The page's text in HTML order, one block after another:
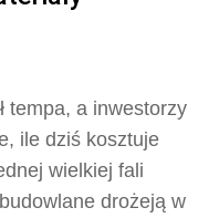
tempa, a inwestorzy
ile dziś kosztuje
wielkiej fali
drożeją w